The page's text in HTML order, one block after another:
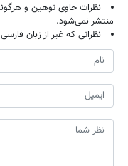
نظرات حاوی توهین و
منتشر نمی‌شود.
نظراتی که غیر از زبان